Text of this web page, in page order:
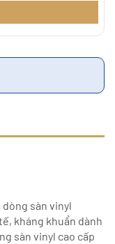
dòng sàn vinyl
kháng khuẩn dành
sàn vinyl cao cấp